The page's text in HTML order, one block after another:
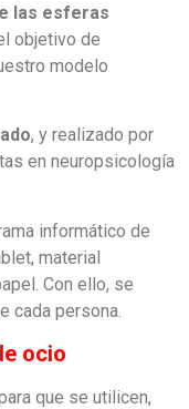
las esferas
objetivo de
modelo
, y realizado por
en neuropsicología
informático de
material
Con ello, se
cada persona.
ocio
que se utilicen,